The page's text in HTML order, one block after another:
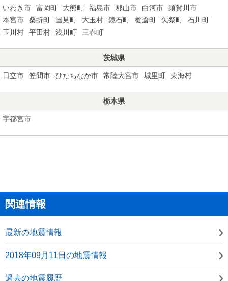
いわき市 富岡町 大熊町 福島市 郡山市 白河市
須賀川市
本宮市
桑折町 国見町 大玉村 鏡石町 棚倉町 矢祭町
石川町
玉川村
平田村 浅川町 三春町
茨城県
日立市 笠間市 ひたちなか市 常陸大宮市 城里町 東海村
栃木県
宇都宮市
関連情報
最新の地震情報
2018年09月11日の地震情報
過去の地震履歴